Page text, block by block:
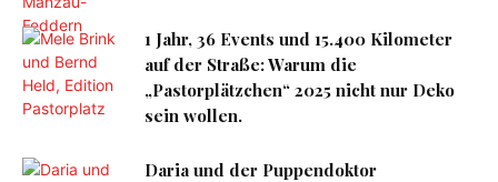
1 Jahr, 36 Events und 15.400 Kilometer
auf der Straße: Warum die
„Pastorplätzchen“ 2025 nicht nur Deko
sein wollen.
Daria und der Puppendoktor